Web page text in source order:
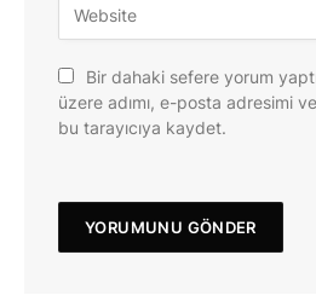
Bir dahaki sefere yorum
üzere adımı, e-posta adresimi
bu tarayıcıya kaydet.